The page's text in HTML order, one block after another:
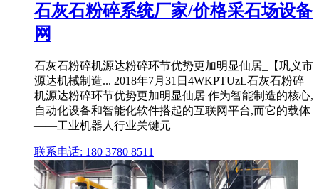
石灰石粉碎系统厂家/价格采石场设备
网
石灰石粉碎机源达粉碎环节优势更加明显仙居_【巩义市
源达机械制造... 2018年7月31日4WKPTUzL石灰石粉碎
机源达粉碎环节优势更加明显仙居 作为智能制造的核心,
自动化设备和智能化软件搭起的互联网平台,而它的载体
——工业机器人行业关键元
联系电话: 180 3780 8511